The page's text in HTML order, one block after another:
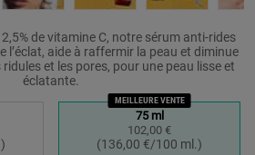
de vitamine C, notre sérum anti-rides
l’éclat, aide à raffermir la peau et diminue
et les pores, pour une peau lisse et
éclatante.
Sélectionné
75 ml
102,00 €
(136,00 €/100 ml.)
MEILLEURE VENTE
, 2 of 3